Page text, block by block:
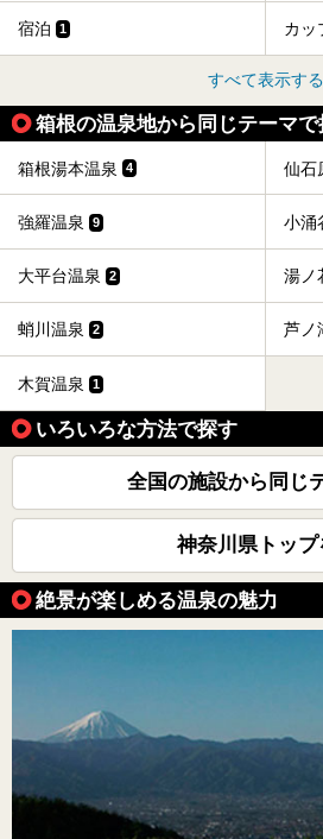
宿泊 1 カッ
すべて表示する
箱根の温泉地から同じテーマで
箱根湯本温泉 4 仙石
強羅温泉 9 小涌
大平台温泉 2 湯ノ
蛸川温泉 2 芦ノ
木賀温泉 1
いろいろな方法で探す
全国の施設から同じ
神奈川県トップ
絶景が楽しめる温泉の魅力